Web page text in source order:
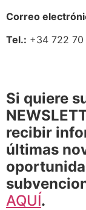
Correo
Tel.: +34 722
Si quiere
recibir
últimas
AQUÍ.